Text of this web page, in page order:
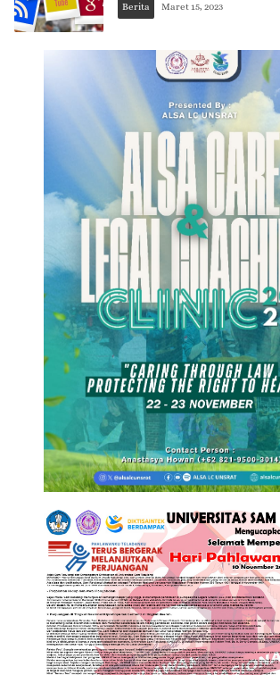
Berita Maret 15, 2023